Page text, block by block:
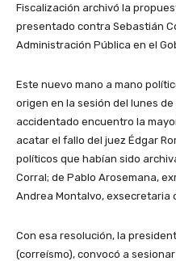
Fiscalización archivó la
presentado contra Sebastián
Administración Pública en el
Este nuevo mano a mano
origen en la sesión del lunes
accidentado encuentro la
acatar el fallo del juez Édgar
políticos que habían sido
Corral; de Pablo Arosemana,
Andrea Montalvo, exsecretaria
Con esa resolución, la
(correísmo), convocó a